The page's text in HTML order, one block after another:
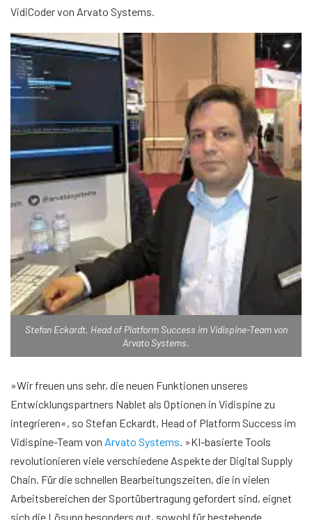
VidiCoder von Arvato Systems.
Stefan Eckardt, Head of Platform Success im Vidispine-Team von
Arvato Systems.
»Wir freuen uns sehr, die neuen Funktionen unseres
Entwicklungspartners Nablet als Optionen in Vidispine zu
integrieren«, so Stefan Eckardt, Head of Platform Success im
Vidispine-Team von Arvato Systems. »KI-basierte Tools
revolutionieren viele verschiedene Aspekte der Digital Supply
Chain. Für die schnellen Bearbeitungszeiten, die in vielen
Arbeitsbereichen der Sportübertragung gefordert sind, eignet
sich die Lösung besonders gut, sowohl für bestehende